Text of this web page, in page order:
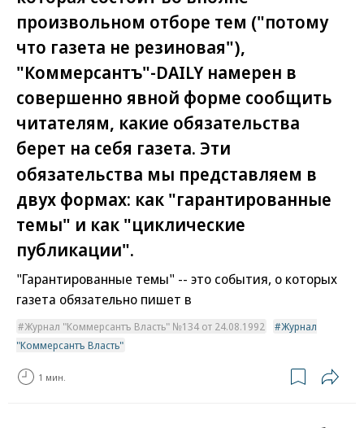
произвольном отборе тем ("потому
что газета не резиновая"),
"Коммерсантъ"-DAILY намерен в
совершенно явной форме сообщить
читателям, какие обязательства
берет на себя газета. Эти
обязательства мы представляем в
двух формах: как "гарантированные
темы" и как "циклические
публикации".
"Гарантированные темы" -- это события, о которых
газета обязательно пишет в
Журнал "Коммерсантъ Власть" №134 от 24.08.1992
Журнал
"Коммерсантъ Власть"
1 мин.